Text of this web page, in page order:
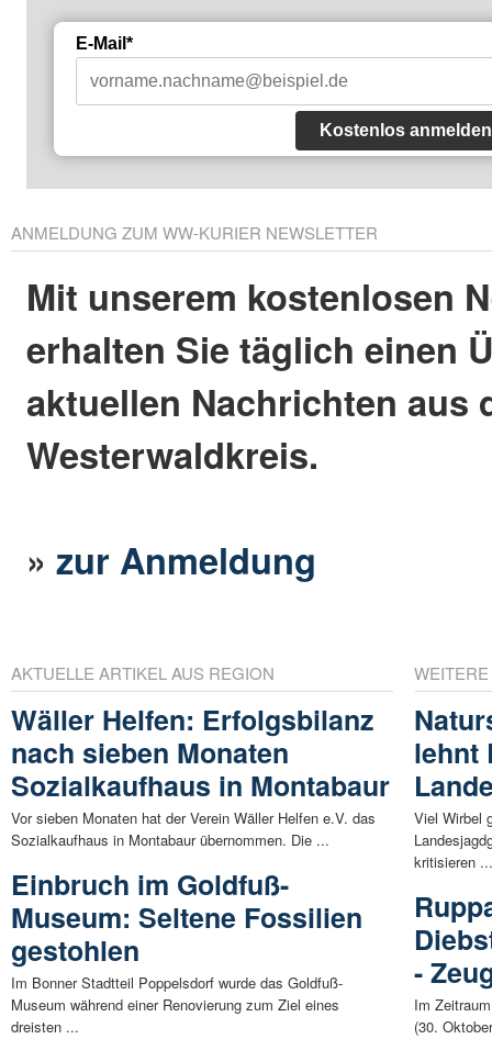
E-Mail*
Kostenlos anmelden
ANMELDUNG ZUM WW-KURIER NEWSLETTER
Mit unserem kostenlosen
erhalten Sie täglich einen
aktuellen Nachrichten aus
Westerwaldkreis.
»zur Anmeldung
AKTUELLE ARTIKEL AUS REGION
Wäller Helfen: Erfolgsbilanz
nach sieben Monaten
Sozialkaufhaus in Montabaur
Vor sieben Monaten hat der Verein Wäller Helfen e.V. das
Sozialkaufhaus in Montabaur übernommen. Die ...
Einbruch im Goldfuß-
Museum: Seltene Fossilien
gestohlen
Im Bonner Stadtteil Poppelsdorf wurde das Goldfuß-
Museum während einer Renovierung zum Ziel eines
dreisten ...
lehnt
Viel Wirbel
kritisieren
-
Im
(30.